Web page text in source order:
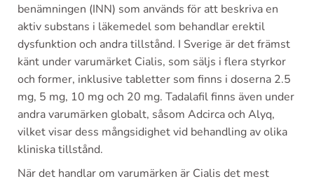
benämningen (INN) som används för att beskriva en
aktiv substans i läkemedel som behandlar erektil
dysfunktion och andra tillstånd. I Sverige är det främst
känt under varumärket Cialis, som säljs i flera styrkor
och former, inklusive tabletter som finns i doserna 2.5
mg, 5 mg, 10 mg och 20 mg. Tadalafil finns även under
andra varumärken globalt, såsom Adcirca och Alyq,
vilket visar dess mångsidighet vid behandling av olika
kliniska tillstånd.
När det handlar om varumärken är Cialis det mest